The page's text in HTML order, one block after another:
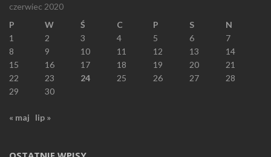
czerwiec 2020
P
W Ś C P S
N
1
2 3 4 5 6
7
8
9 10 11 12 13
14
15
16 17 18 19 20
21
22
23 24 25 26 27
28
29
30
« maj lip »